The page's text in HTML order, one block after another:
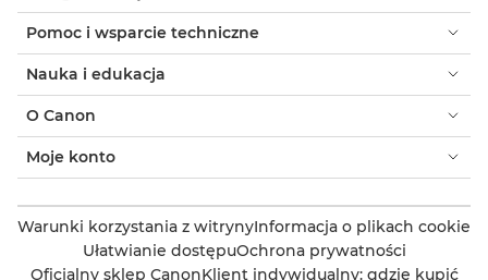
Pomoc i wsparcie techniczne
Nauka i edukacja
O Canon
Moje konto
Warunki korzystania z witrynyInformacja o plikach cookie
Ułatwianie dostępuOchrona prywatności
Oficjalny sklep CanonKlient indywidualny: gdzie kupić